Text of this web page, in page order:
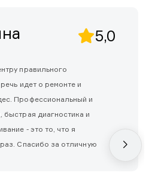
5,0
правильного
идет о ремонте и
Профессиональный и
диагностика и
- это то, что я
Спасибо за отличную